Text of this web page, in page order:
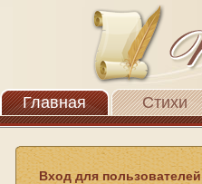
Главная Стихи
Вход для пользователей